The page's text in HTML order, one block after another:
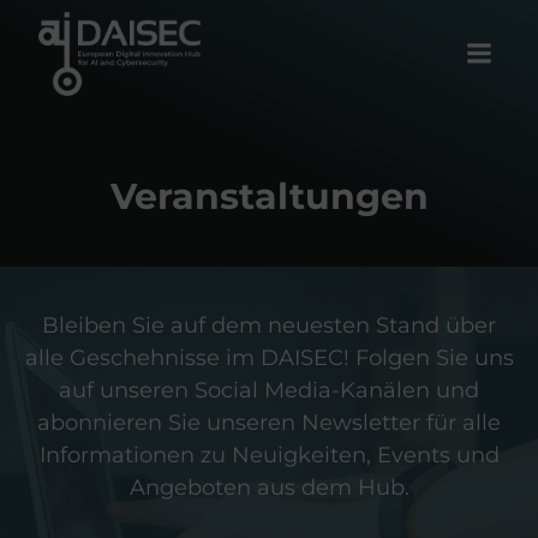
Veranstaltungen
Bleiben Sie auf dem neuesten Stand über
alle Geschehnisse im DAISEC! Folgen Sie uns
auf unseren Social Media-Kanälen und
abonnieren Sie unseren Newsletter für alle
Informationen zu Neuigkeiten, Events und
Angeboten aus dem Hub.